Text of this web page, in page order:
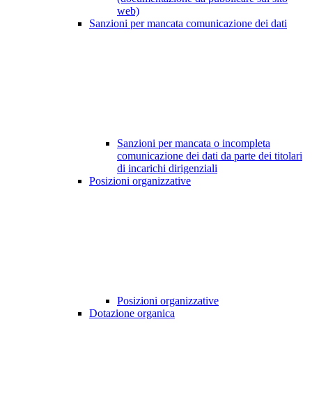
web)
Sanzioni per mancata comunicazione dei dati
Sanzioni per mancata o incompleta
comunicazione dei dati da parte dei titolari
di incarichi dirigenziali
Posizioni organizzative
Posizioni organizzative
Dotazione organica